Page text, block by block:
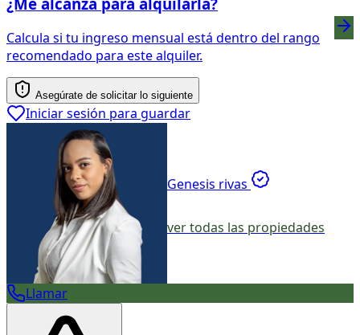
Calcula si tu ingreso mensual está dentro del rango
recomendado para este alquiler.
Asegúrate de solicitar lo siguiente
Iniciar sesión para guardar
Genesis rivas
ver todas las propiedades
Llamar